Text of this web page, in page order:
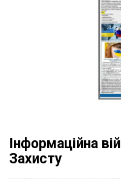
Інформаційна
Захисту